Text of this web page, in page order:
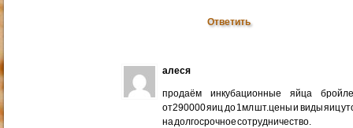
Ответить
алеся
продаём инкубационные яйца
от290000 яиц до 1мл шт.цены и виды яиц
на долгосрочное сотрудничество.